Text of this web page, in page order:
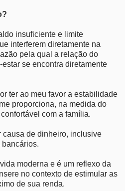
insuficiente e limite
interferem diretamente na
pela qual a relação do
se encontra diretamente
ter ao meu favor a estabilidade
proporciona, na medida do
com a família.
causa de dinheiro, inclusive
moderna e é um reflexo da
no contexto de estimular as
de sua renda.